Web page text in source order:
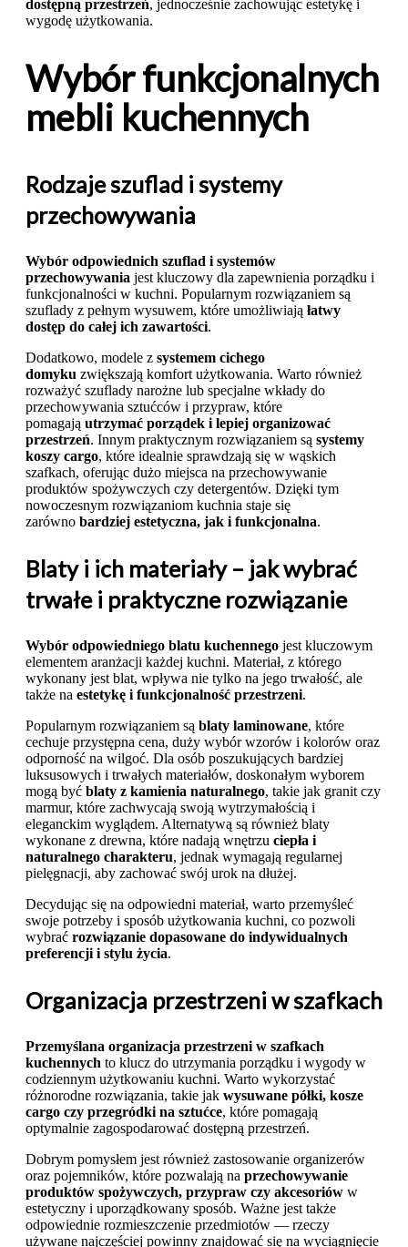
dostępną przestrzeń, jednocześnie zachowując estetykę i
wygodę użytkowania.
Wybór funkcjonalnych
mebli kuchennych
Rodzaje szuflad i systemy
przechowywania
Wybór odpowiednich szuflad i systemów
przechowywania jest kluczowy dla zapewnienia porządku i
funkcjonalności w kuchni. Popularnym rozwiązaniem są
szuflady z pełnym wysuwem, które umożliwiają łatwy
dostęp do całej ich zawartości.
Dodatkowo, modele z systemem cichego
domyku zwiększają komfort użytkowania. Warto również
rozważyć szuflady narożne lub specjalne wkłady do
przechowywania sztućców i przypraw, które
pomagają utrzymać porządek i lepiej organizować
przestrzeń. Innym praktycznym rozwiązaniem są systemy
koszy cargo, które idealnie sprawdzają się w wąskich
szafkach, oferując dużo miejsca na przechowywanie
produktów spożywczych czy detergentów. Dzięki tym
nowoczesnym rozwiązaniom kuchnia staje się
zarówno bardziej estetyczna, jak i funkcjonalna.
Blaty i ich materiały – jak wybrać
trwałe i praktyczne rozwiązanie
Wybór odpowiedniego blatu kuchennego jest kluczowym
elementem aranżacji każdej kuchni. Materiał, z którego
wykonany jest blat, wpływa nie tylko na jego trwałość, ale
także na estetykę i funkcjonalność przestrzeni.
Popularnym rozwiązaniem są blaty laminowane, które
cechuje przystępna cena, duży wybór wzorów i kolorów oraz
odporność na wilgoć. Dla osób poszukujących bardziej
luksusowych i trwałych materiałów, doskonałym wyborem
mogą być blaty z kamienia naturalnego, takie jak granit czy
marmur, które zachwycają swoją wytrzymałością i
eleganckim wyglądem. Alternatywą są również blaty
wykonane z drewna, które nadają wnętrzu ciepła i
naturalnego charakteru, jednak wymagają regularnej
pielęgnacji, aby zachować swój urok na dłużej.
Decydując się na odpowiedni materiał, warto przemyśleć
swoje potrzeby i sposób użytkowania kuchni, co pozwoli
wybrać rozwiązanie dopasowane do indywidualnych
preferencji i stylu życia.
Organizacja przestrzeni w szafkach
Przemyślana organizacja przestrzeni w szafkach
kuchennych to klucz do utrzymania porządku i wygody w
codziennym użytkowaniu kuchni. Warto wykorzystać
różnorodne rozwiązania, takie jak wysuwane półki, kosze
cargo czy przegródki na sztućce, które pomagają
optymalnie zagospodarować dostępną przestrzeń.
Dobrym pomysłem jest również zastosowanie organizerów
oraz pojemników, które pozwalają na przechowywanie
produktów spożywczych, przypraw czy akcesoriów w
estetyczny i uporządkowany sposób. Ważne jest także
odpowiednie rozmieszczenie przedmiotów — rzeczy
używane najczęściej powinny znajdować się na wyciągnięcie